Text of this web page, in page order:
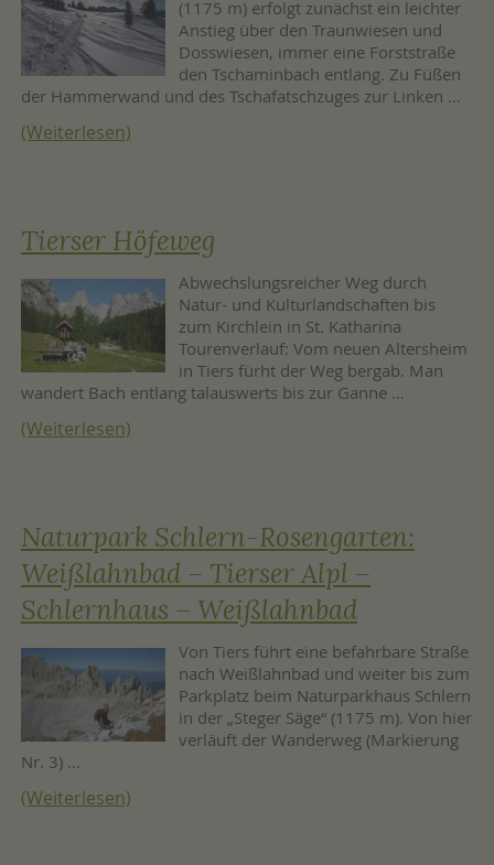
(1175 m) erfolgt zunächst ein leichter
Anstieg über den Traunwiesen und
Dosswiesen, immer eine Forststraße
den Tschaminbach entlang. Zu Füßen
der Hammerwand und des Tschafatschzuges zur Linken …
(Weiterlesen)
Tierser Höfeweg
Abwechslungsreicher Weg durch
Natur- und Kulturlandschaften bis
zum Kirchlein in St. Katharina
Tourenverlauf: Vom neuen Altersheim
in Tiers fürht der Weg bergab. Man
wandert Bach entlang talauswerts bis zur Ganne …
(Weiterlesen)
Naturpark Schlern-Rosengarten:
Weißlahnbad – Tierser Alpl –
Schlernhaus – Weißlahnbad
Von Tiers führt eine befahrbare Straße
nach Weißlahnbad und weiter bis zum
Parkplatz beim Naturparkhaus Schlern
in der „Steger Säge“ (1175 m). Von hier
verläuft der Wanderweg (Markierung
Nr. 3) …
(Weiterlesen)